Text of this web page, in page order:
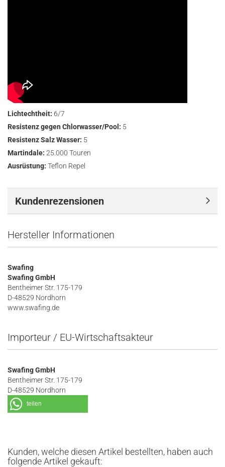
Lichtechtheit: 6/7
Resistenz gegen Chlorwasser/Pool: 5
Resistenz Salz Wasser: 5
Martindale: 25.000 Touren
Ausrüstung: Teflon Repel
Kundenrezensionen
Hersteller Informationen
Swafing
Swafing GmbH
Bentheimer Str. 175-179
D-48529 Nordhorn
www.swafing.de
Importeur / EU-Wirtschaftsakteur
Swafing GmbH
Bentheimer Str. 175-179
D-48529 Nordhorn
teilen
Kunden, welche diesen Artikel bestellten, haben auch
folgende Artikel gekauft: